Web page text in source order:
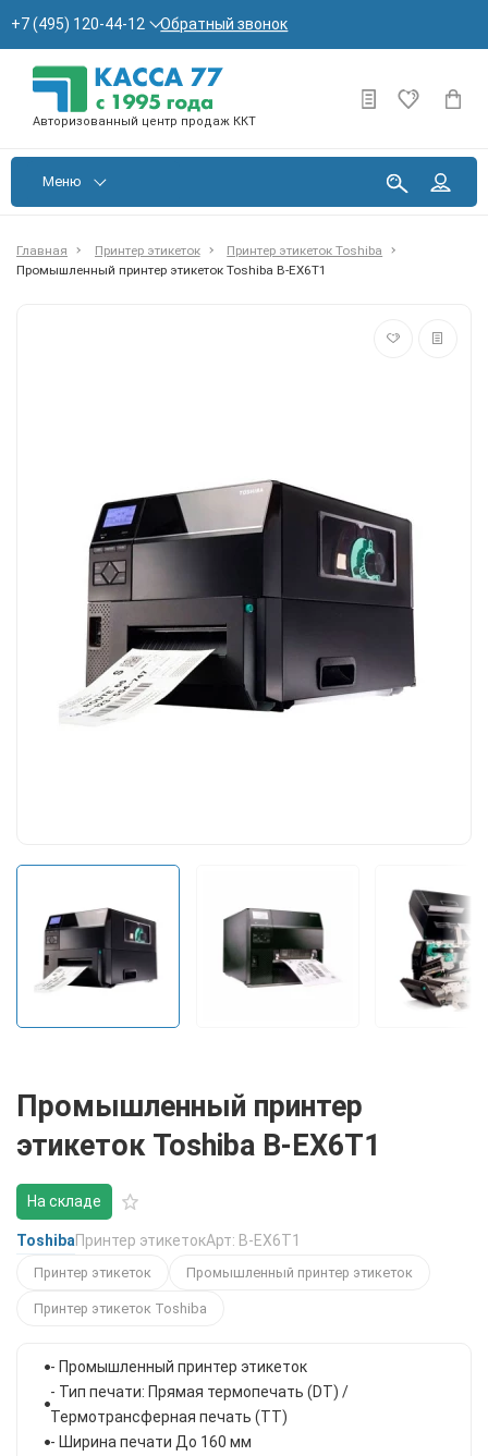
+7 (495) 120-44-12 Обратный звонок
Авторизованный центр продаж ККТ
Меню
Главная Принтер этикеток
Принтер этикеток Toshiba
Промышленный принтер этикеток Toshiba B-EX6T1
Промышленный принтер
этикеток Toshiba B-EX6T1
На складе
ToshibaПринтер этикетокАрт: B-EX6T1
Принтер этикеток Промышленный принтер этикеток
Принтер этикеток Toshiba
- Промышленный принтер этикеток
- Тип печати: Прямая термопечать (DT) /
Термотрансферная печать (TT)
- Ширина печати До 160 мм